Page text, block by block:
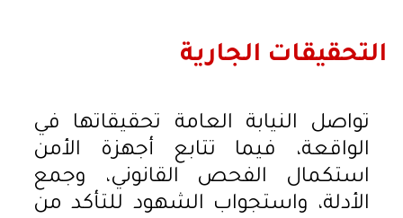
التحقيقات الجارية
تواصل النيابة العامة تحقيقاتها في
الواقعة، فيما تتابع أجهزة الأمن
استكمال الفحص القانوني، وجمع
الأدلة، واستجواب الشهود للتأكد من